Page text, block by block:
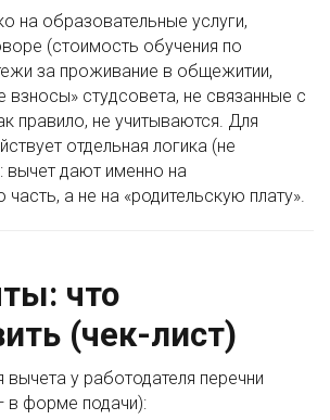
на образовательные услуги,
(стоимость обучения по
за проживание в общежитии,
взносы» студсовета, не связанные с
правило, не учитываются. Для
отдельная логика (не
вычет дают именно на
а не на «родительскую плату».
что
(чек-лист)
у работодателя перечни
в форме подачи):